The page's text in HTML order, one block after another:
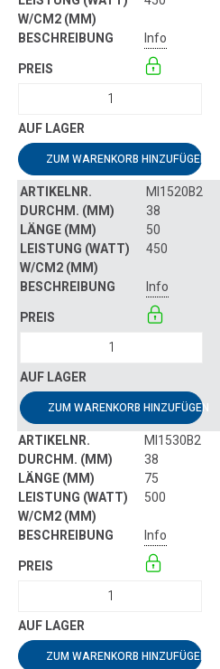
Info
ZUM WARENKORB HINZUFÜGEN
MI1520B2
38
50
450
Info
ZUM WARENKORB HINZUFÜGEN
MI1530B2
38
75
500
Info
ZUM WARENKORB HINZUFÜGEN